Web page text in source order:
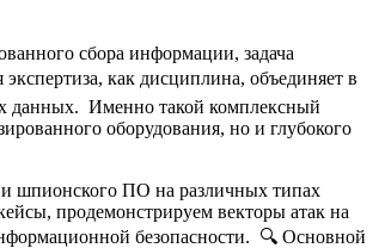
сбора информации, задача
как дисциплина, объединяет в
данных. Именно такой комплексный
оборудования, но и глубокого
шпионского ПО на различных типах
продемонстрируем векторы атак на
безопасности. 🔍 Основной